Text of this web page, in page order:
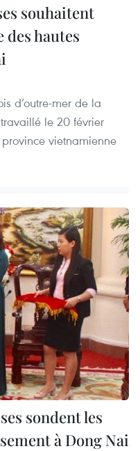
​souhaitent
hautes
d’outre-mer de la
le 20 février
vietnamienne
sondent les
à Dong Nai